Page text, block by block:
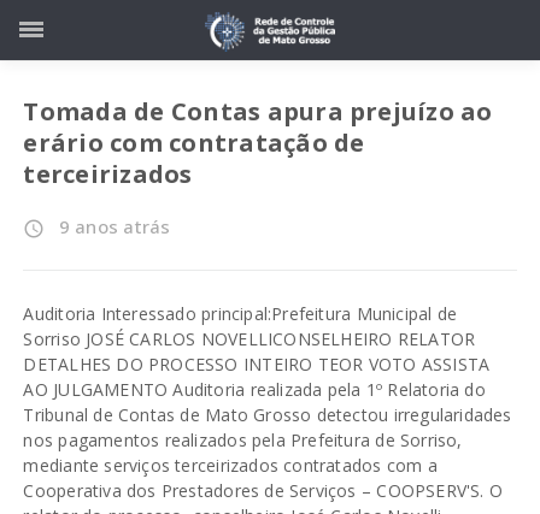
Tomada de Contas apura prejuízo ao
erário com contratação de
terceirizados
access_time 9 anos atrás
Auditoria Interessado principal:Prefeitura Municipal de
Sorriso JOSÉ CARLOS NOVELLICONSELHEIRO RELATOR
DETALHES DO PROCESSO INTEIRO TEOR VOTO ASSISTA
AO JULGAMENTO Auditoria realizada pela 1º Relatoria do
Tribunal de Contas de Mato Grosso detectou irregularidades
nos pagamentos realizados pela Prefeitura de Sorriso,
mediante serviços terceirizados contratados com a
Cooperativa dos Prestadores de Serviços – COOPSERV'S. O